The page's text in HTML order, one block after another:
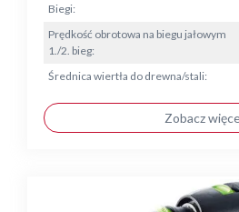
Biegi:
Prędkość obrotowa na biegu jałowym
1./2. bieg:
Średnica wiertła do drewna/stali:
Zobacz